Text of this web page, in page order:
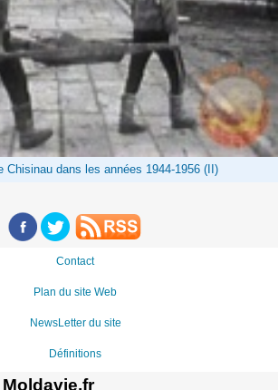
Chisinau dans les années 1944-1956 (II)
Contact
Plan du site Web
NewsLetter du site
Définitions